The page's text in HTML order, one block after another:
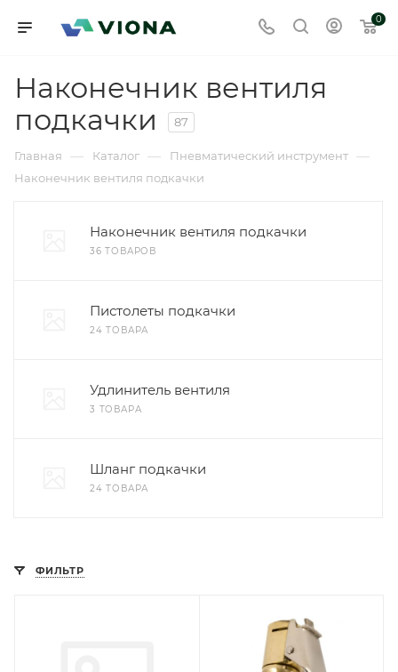
0
Наконечник вентиля
подкачки
87
Главная — Каталог — Пневматический инструмент —
Наконечник вентиля подкачки
Наконечник вентиля подкачки
36 ТОВАРОВ
Пистолеты подкачки
24 ТОВАРА
Удлинитель вентиля
3 ТОВАРА
Шланг подкачки
24 ТОВАРА
ФИЛЬТР